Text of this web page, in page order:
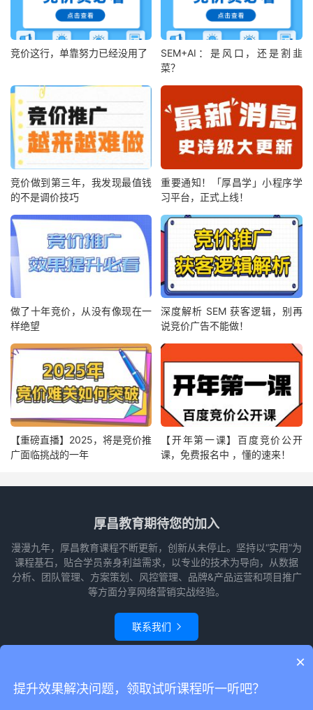
竞价这行，单靠努力已经没用了
SEM+AI：是风口，还是割韭
菜？
竞价做到第三年，我发现最值钱
的不是调价技巧
重要通知！「厚昌学」小程序学
习平台，正式上线！
做了十年竞价，从没有像现在一
样绝望
深度解析 SEM 获客逻辑，别再
说竞价广告不能做！
【重磅直播】2025，将是竞价推
广面临挑战的一年
【开年第一课】百度竞价公开
课，免费报名中 ，懂的速来！
厚昌教育期待您的加入
漫漫九年，厚昌教育课程不断更新，创新从未停止。坚持以“实用”为
课程基石，贴合学员亲身利益需求，以专业的技术为导向，从数据
分析、团队管理、方案策划、风控管理、品牌&产品运营和项目推广
等方面分享网络营销实战经验。
联系我们 
© 2010-2026赵阳竞价培训-厚昌教育本站主题由themebetter
地图
×
提升效果解决问题，领取试听课程听一听吧？